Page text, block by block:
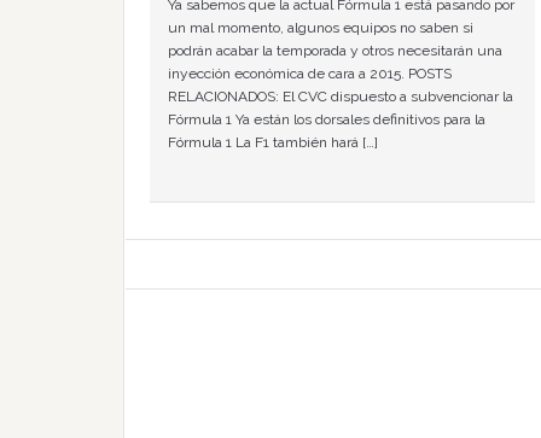
Ya sabemos que la actual Fórmula 1 está pasando por
un mal momento, algunos equipos no saben si
podrán acabar la temporada y otros necesitarán una
inyección económica de cara a 2015. POSTS
RELACIONADOS: El CVC dispuesto a subvencionar la
Fórmula 1 Ya están los dorsales definitivos para la
Fórmula 1 La F1 también hará […]